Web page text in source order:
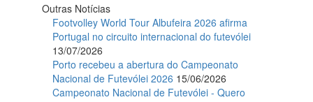
Outras Notícias
Footvolley World Tour Albufeira 2026 afirma
Portugal no circuito internacional do futevólei
13/07/2026
Porto recebeu a abertura do Campeonato
Nacional de Futevólei 2026 15/06/2026
Campeonato Nacional de Futevólei - Quero